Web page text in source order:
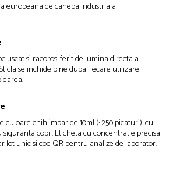
uscat si racoros, ferit de lumina directa a
se inchide bine dupa fiecare utilizare
culoare chihlimbar de 10ml (~250 picaturi), cu
siguranta copii. Eticheta cu concentratie precisa
lot unic si cod QR pentru analize de laborator.